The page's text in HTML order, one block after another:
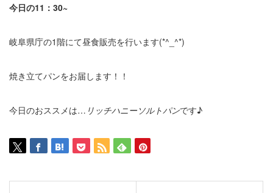
今日の11：30~
岐阜県庁の1階にて昼食販売を行います(*^_^*)
焼き立てパンをお届します！！
今日のおススメは… リッチハニーソルトパンです♪